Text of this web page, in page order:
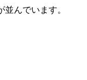
んでいます。